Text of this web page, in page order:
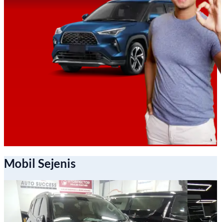
Mobil Sejenis